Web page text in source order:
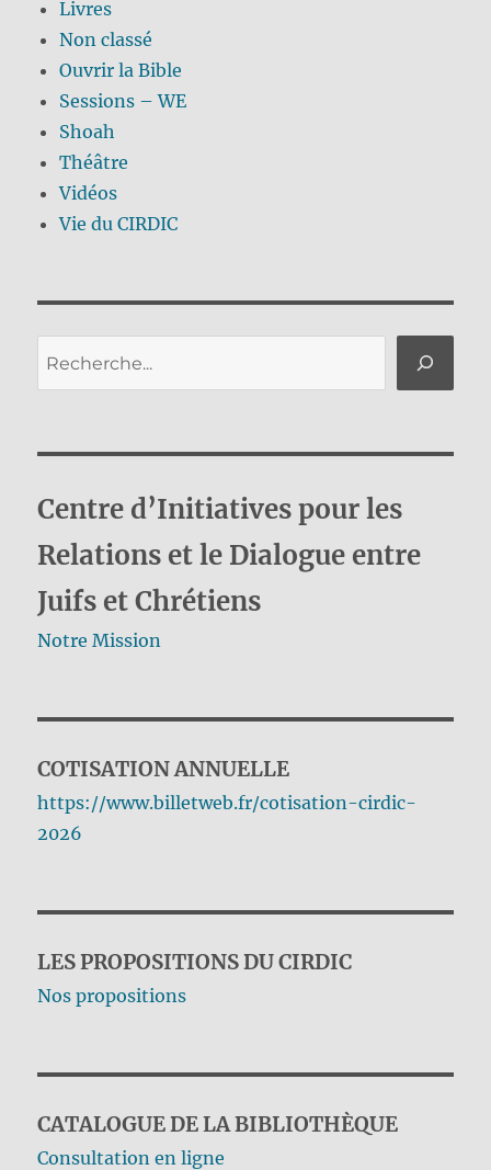
Livres
Non classé
Ouvrir la Bible
Sessions – WE
Shoah
Théâtre
Vidéos
Vie du CIRDIC
Centre d’Initiatives pour les
Relations et le Dialogue entre
Juifs et Chrétiens
Notre Mission
COTISATION ANNUELLE
https://www.billetweb.fr/cotisation-cirdic-
2026
LES PROPOSITIONS DU CIRDIC
Nos propositions
CATALOGUE DE LA BIBLIOTHÈQUE
Consultation en ligne